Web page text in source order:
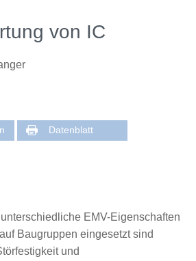
von IC
Datenblatt
unterschiedliche EMV-Eigenschaften
Baugruppen eingesetzt sind
und